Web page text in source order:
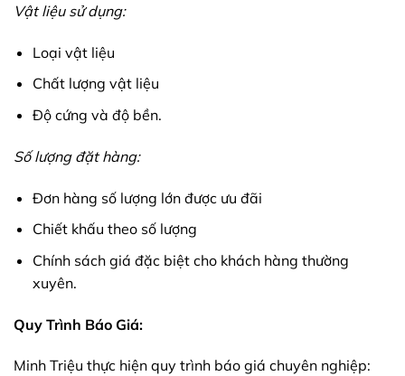
Vật liệu sử dụng:
Loại vật liệu
Chất lượng vật liệu
Độ cứng và độ bền.
Số lượng đặt hàng:
Đơn hàng số lượng lớn được ưu đãi
Chiết khấu theo số lượng
Chính sách giá đặc biệt cho khách hàng thường
xuyên.
Quy Trình Báo Giá:
Minh Triệu thực hiện quy trình báo giá chuyên nghiệp: